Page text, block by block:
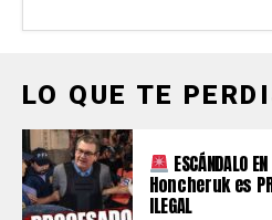
LO QUE TE
ESCÁNDALO
Honcheruk es
ILEGAL